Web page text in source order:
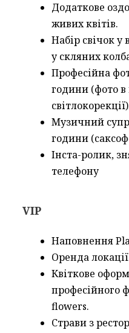
Додаткове
живих квітів.
Набір свічок у
у скляних
Професійна
години (фото в
Музичний
години
Інста-ролик,
телефону
VIP
Наповнення
Оренда
Квіткове
професійного
flowers.
Страви з